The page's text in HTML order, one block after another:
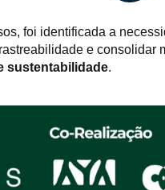
foi identificada a
e consolidar
sustentabilidade.